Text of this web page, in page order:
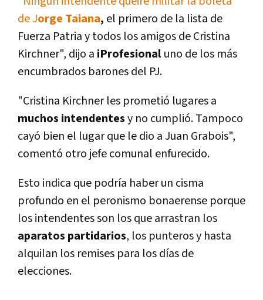
de Jorge Taiana, el primero de la lista de
Fuerza Patria y todos los amigos de Cristina
Kirchner", dijo a iProfesionaluno de los más
encumbrados barones del PJ.
"Cristina Kirchner les prometió lugares a
muchos intendentesy no cumplió. Tampoco
cayó bien el lugar que le dio a Juan Grabois",
comentó otro jefe comunal enfurecido.
Esto indica que podría haber un cisma
profundo en el peronismo bonaerense porque
los intendentes son los que arrastran los
aparatos partidarios, los punteros y hasta
alquilan los remises para los días de
elecciones.